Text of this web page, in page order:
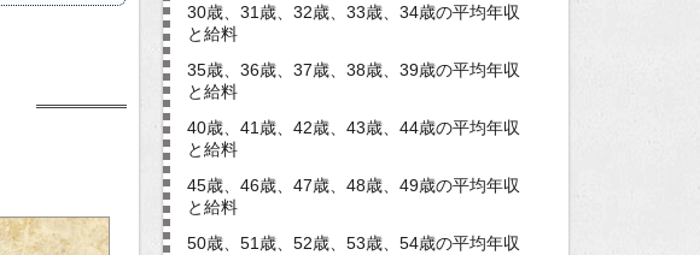
30歳、31歳、32歳、33歳、34歳の平均年収
と給料
35歳、36歳、37歳、38歳、39歳の平均年収
と給料
40歳、41歳、42歳、43歳、44歳の平均年収
と給料
45歳、46歳、47歳、48歳、49歳の平均年収
と給料
50歳、51歳、52歳、53歳、54歳の平均年収